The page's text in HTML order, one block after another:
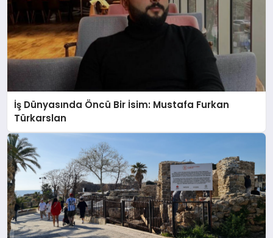
İş Dünyasında Öncü Bir İsim: Mustafa Furkan
Türkarslan